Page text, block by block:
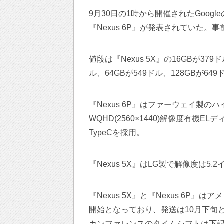
9月30日の1時から開催された
『Nexus 6P』が発表されていた。
値段は『Nexus 5X』の16GBが379
ル、64GBが549ドル、128GBが649
『Nexus 6P』はファーウェイ製の
WQHD(2560×1440)解像度有機ELデ
TypeCを採用。
『Nexus 5X』はLG製で解像度は5.2
『Nexus 5X』と『Nexus 6P』はア
開始となっており、発送は10月下旬